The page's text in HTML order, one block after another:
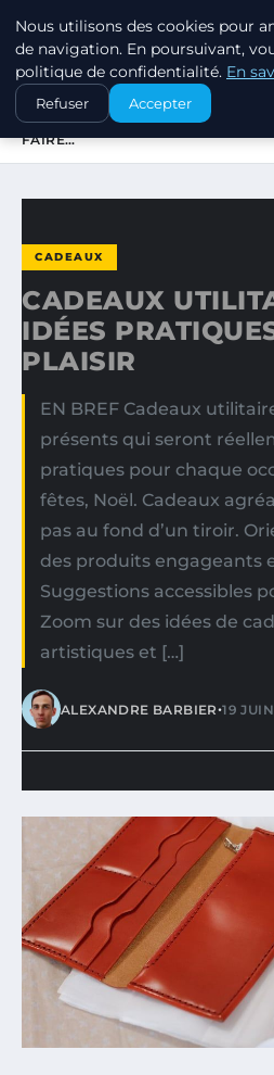
SWISSTALES
ACCUEIL
CADEAUX
CADEAUX UTILITAIRES : DES
FAIRE…
CADEAUX
CADEAUX
IDÉES
PLAISIR
EN BREF Cadeaux
présents qui seront
pratiques pour chaque
fêtes, Noël. Cadeaux
pas au fond d’un tiroir.
des produits engageants
Suggestions accessibles
Zoom sur des idées de
artistiques et […]
ALEXANDRE BARBIER•19
Nous utilisons des cookies pour
de navigation. En poursuivant,
politique de confidentialité. En
Refuser Accepter